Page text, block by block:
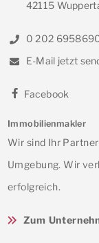
42115
0 202
E-Mail jetzt
Facebook
Immobilienmakler
Wir sind Ihr
Umgebung. Wir
erfolgreich.
Zum